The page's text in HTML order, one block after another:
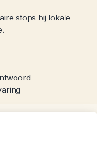
stops bij lokale